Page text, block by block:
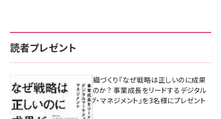
読者プレゼント
成果を生む組織づくり『なぜ戦略は正しいのに成果
があがらないのか？ 事業成長をリードするデジタル
マーケティング・マネジメント』を3名様にプレゼント
10:00